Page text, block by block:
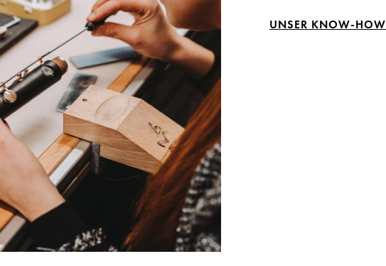
UNSER KNOW-HOW